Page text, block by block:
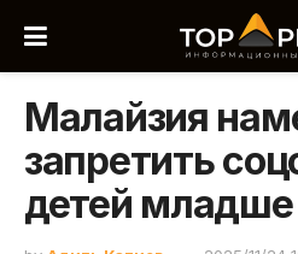
Малайзия
запретить
детей младше